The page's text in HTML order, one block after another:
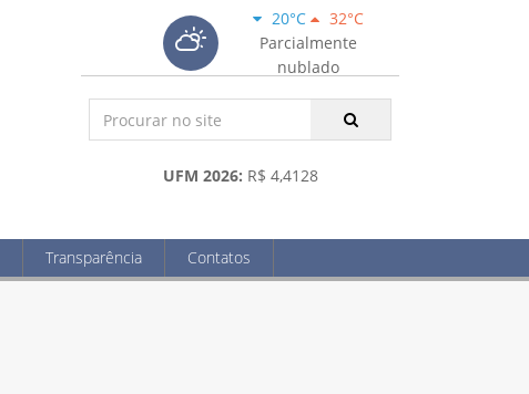
20°C
32°C
Parcialmente
nublado
UFM 2026: R$ 4,4128
Transparência Contatos